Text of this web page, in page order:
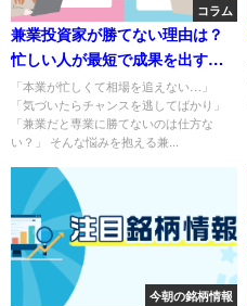
コラム
兼業投資家が勝てない理由は？
忙しい人が最短で成果を出す方
法を徹底解説
「本業が忙しくて相場を追えない…」
「気づいたらチャンスを逃してばかり」
「兼業だと専業に勝てないのは仕方な
い？」 そんな悩みを抱える兼...
今朝の銘柄情報